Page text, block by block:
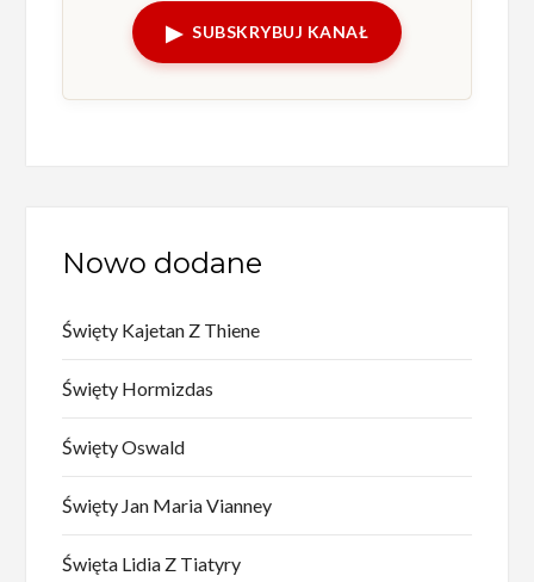
▶ SUBSKRYBUJ KANAŁ
Nowo dodane
Święty Kajetan Z Thiene
Święty Hormizdas
Święty Oswald
Święty Jan Maria Vianney
Święta Lidia Z Tiatyry